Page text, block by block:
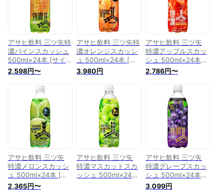
アサヒ飲料 三ツ矢特
濃パインスカッシュ
500ml×24本 [サイダ
ー]
2,598円〜
アサヒ飲料 三ツ矢特
濃オレンジスカッシ
ュ 500ml×24本 [サ
イダー]
3,980円
アサヒ飲料 三ツ矢
特濃アップルスカッ
シュ 500ml×24本
[サイダー]
2,786円〜
アサヒ飲料 三ツ矢
特濃メロンスカッシ
ュ 500ml×24本 [サ
イダー]
2,365円〜
アサヒ飲料 三ツ矢
特濃マスカットスカ
ッシュ 500ml×24本
アサヒ飲料 三ツ矢
特濃グレープスカッ
シュ 500ml×24本
[サイダー]
3,099円